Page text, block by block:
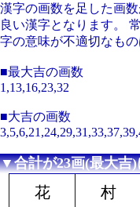
漢字の画数を足した画
良い漢字となります。
字の意味が不適切なも
■最大吉の画数
1,13,16,23,32
■大吉の画数
▼合計が23画(最大吉)
花 村